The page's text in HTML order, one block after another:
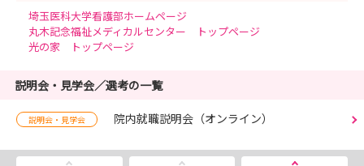
埼玉医科大学看護部ホームページ
丸木記念福祉メディカルセンター トップページ
光の家 トップページ
説明会・見学会／選考の一覧
説明会・見学会 院内就職説明会（オンライン）